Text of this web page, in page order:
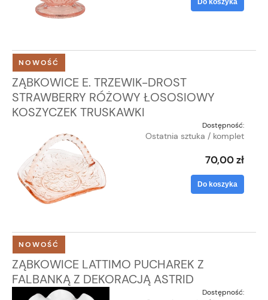
Do koszyka
ZĄBKOWICE E. TRZEWIK-DROST
STRAWBERRY RÓŻOWY ŁOSOSIOWY
KOSZYCZEK TRUSKAWKI
Dostępność:
Ostatnia sztuka / komplet
70,00 zł
Do koszyka
NOWOŚĆ
ZĄBKOWICE LATTIMO PUCHAREK Z
FALBANKĄ Z DEKORACJĄ ASTRID
Dostępność:
NOWOŚĆ